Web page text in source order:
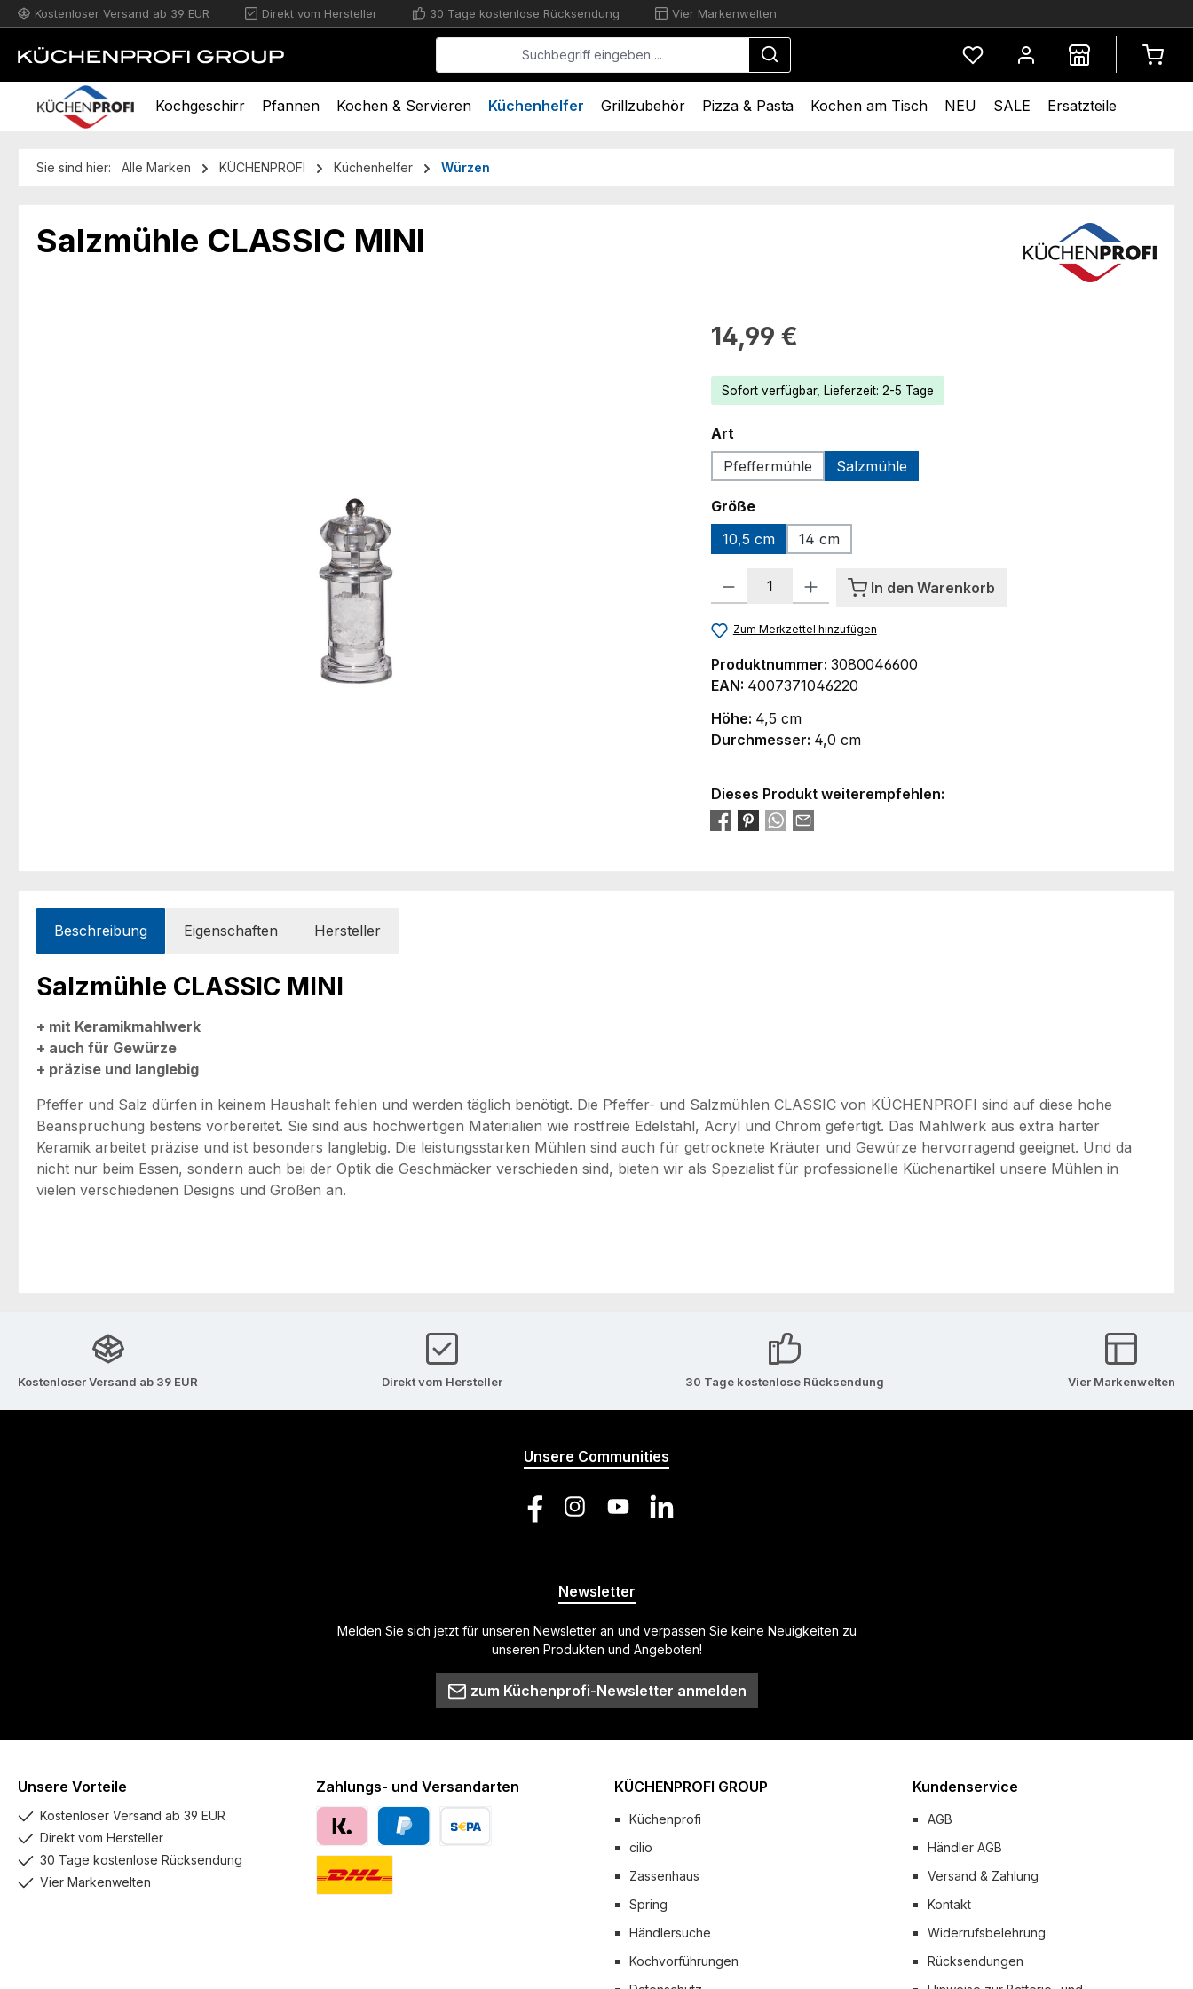
Hauptinhalt springen
Zur Suche springen
Zur Hauptnavigation springen
Kostenloser Versand ab 39 EUR Direkt vom Hersteller 30 Tage kostenlose Rücksendung Vier Markenwelten
Du hast 0 Produkte auf dem
Kochgeschirr Pfannen Kochen & Servieren Küchenhelfer Grillzubehör Pizza & Pasta Kochen am Tisch NEU SALE Ersatzteile
Sie sind hier: Alle Marken KÜCHENPROFI Küchenhelfer Würzen
Salzmühle CLASSIC MINI
Regulärer Preis:
14,99 €
Sofort verfügbar, Lieferzeit: 2-5 Tage
Artauswählen
Pfeffermühle
Salzmühle
Größeauswählen
10,5 cm
14 cm
Produkt Anzahl: Gib den gewünschten Wert ein oder benutze die Schaltflächen
In den Warenkorb
Zum Merkzettel hinzufügen
Produktnummer: 3080046600
EAN: 4007371046220
Höhe: 4,5 cm
Durchmesser: 4,0 cm
Dieses Produkt weiterempfehlen:
Beschreibung Eigenschaften Hersteller
Salzmühle CLASSIC MINI
+ mit Keramikmahlwerk
+ auch für Gewürze
+ präzise und langlebig
Pfeffer und Salz dürfen in keinem Haushalt fehlen und werden täglich benötigt. Die Pfeffer- und Salzmühlen CLASSIC von KÜCHENPROFI sind auf diese hohe
Beanspruchung bestens vorbereitet. Sie sind aus hochwertigen Materialien wie rostfreie Edelstahl, Acryl und Chrom gefertigt. Das Mahlwerk aus extra harter
Keramik arbeitet präzise und ist besonders langlebig. Die leistungsstarken Mühlen sind auch für getrocknete Kräuter und Gewürze hervorragend geeignet. Und da
nicht nur beim Essen, sondern auch bei der Optik die Geschmäcker verschieden sind, bieten wir als Spezialist für professionelle Küchenartikel unsere Mühlen in
vielen verschiedenen Designs und Größen an.
Kostenloser Versand ab 39 EUR Direkt vom Hersteller 30 Tage kostenlose Rücksendung Vier Markenwelten
Unsere Communities
FacebookInstagramYouTube LinkedIn
Newsletter
Melden Sie sich jetzt für unseren Newsletter an und verpassen Sie keine Neuigkeiten zu
unseren Produkten und Angeboten!
zum Küchenprofi-Newsletter anmelden
Unsere Vorteile
Kostenloser Versand ab 39 EUR
Direkt vom Hersteller
30 Tage kostenlose Rücksendung
Vier Markenwelten
Zahlungs- und Versandarten
PayPal
Klarna
KÜCHENPROFI GROUP
Küchenprofi
cilio
Zassenhaus
Spring
Händlersuche
Kochvorführungen
Kundenservice
AGB
Händler AGB
Versand & Zahlung
Kontakt
Widerrufsbelehrung
Rücksendungen